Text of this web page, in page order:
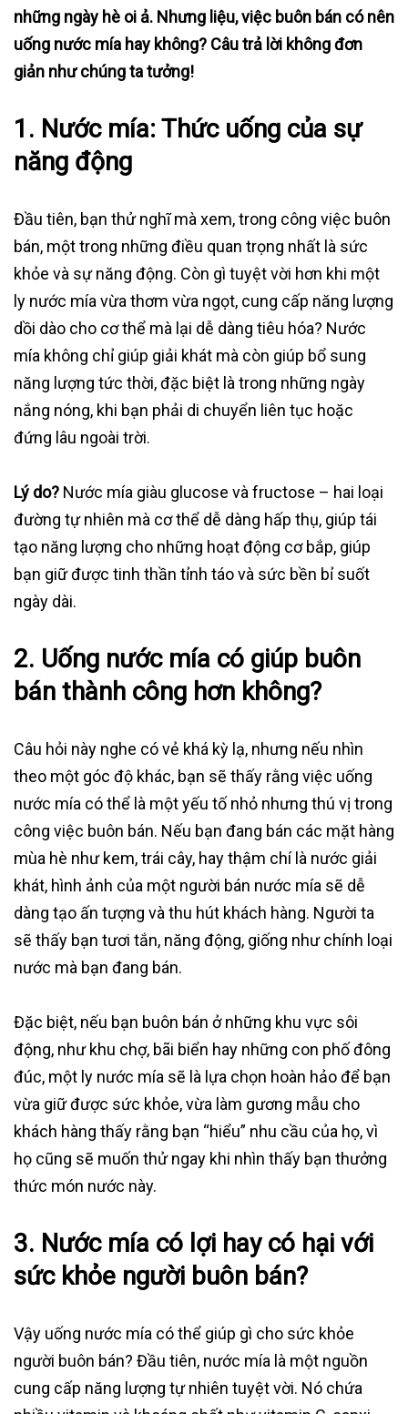
những ngày hè oi ả. Nhưng liệu, việc buôn bán có nên
uống nước mía hay không? Câu trả lời không đơn
giản như chúng ta tưởng!
1. Nước mía: Thức uống của sự
năng động
Đầu tiên, bạn thử nghĩ mà xem, trong công việc buôn
bán, một trong những điều quan trọng nhất là sức
khỏe và sự năng động. Còn gì tuyệt vời hơn khi một
ly nước mía vừa thơm vừa ngọt, cung cấp năng lượng
dồi dào cho cơ thể mà lại dễ dàng tiêu hóa? Nước
mía không chỉ giúp giải khát mà còn giúp bổ sung
năng lượng tức thời, đặc biệt là trong những ngày
nắng nóng, khi bạn phải di chuyển liên tục hoặc
đứng lâu ngoài trời.
Lý do? Nước mía giàu glucose và fructose – hai loại
đường tự nhiên mà cơ thể dễ dàng hấp thụ, giúp tái
tạo năng lượng cho những hoạt động cơ bắp, giúp
bạn giữ được tinh thần tỉnh táo và sức bền bỉ suốt
ngày dài.
2. Uống nước mía có giúp buôn
bán thành công hơn không?
Câu hỏi này nghe có vẻ khá kỳ lạ, nhưng nếu nhìn
theo một góc độ khác, bạn sẽ thấy rằng việc uống
nước mía có thể là một yếu tố nhỏ nhưng thú vị trong
công việc buôn bán. Nếu bạn đang bán các mặt hàng
mùa hè như kem, trái cây, hay thậm chí là nước giải
khát, hình ảnh của một người bán nước mía sẽ dễ
dàng tạo ấn tượng và thu hút khách hàng. Người ta
sẽ thấy bạn tươi tắn, năng động, giống như chính loại
nước mà bạn đang bán.
Đặc biệt, nếu bạn buôn bán ở những khu vực sôi
động, như khu chợ, bãi biển hay những con phố đông
đúc, một ly nước mía sẽ là lựa chọn hoàn hảo để bạn
vừa giữ được sức khỏe, vừa làm gương mẫu cho
khách hàng thấy rằng bạn “hiểu” nhu cầu của họ, vì
họ cũng sẽ muốn thử ngay khi nhìn thấy bạn thưởng
thức món nước này.
3. Nước mía có lợi hay có hại với
sức khỏe người buôn bán?
Vậy uống nước mía có thể giúp gì cho sức khỏe
người buôn bán? Đầu tiên, nước mía là một nguồn
cung cấp năng lượng tự nhiên tuyệt vời. Nó chứa